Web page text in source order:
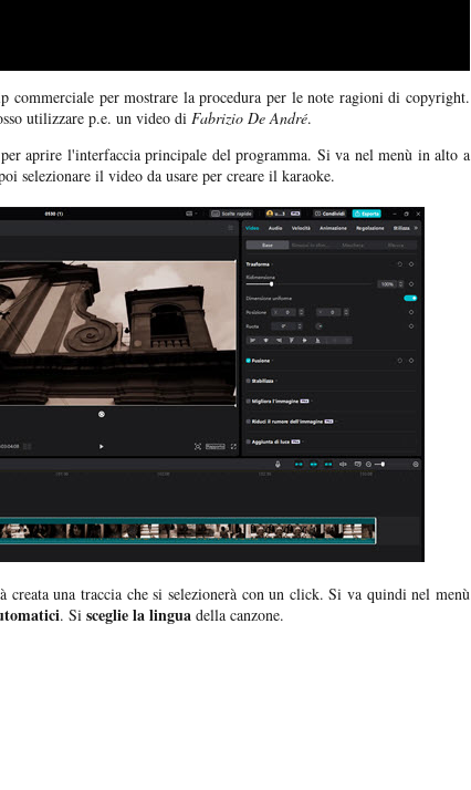
per mostrare la procedura per le note ragioni di copyright.
utilizzare p.e. un video di Fabrizio De André.
per aprire l'interfaccia principale del programma. Si va nel menù in alto a
selezionare il video da usare per creare il karaoke.
creata una traccia che si selezionerà con un click. Si va quindi nel menù
. Si sceglie la lingua della canzone.